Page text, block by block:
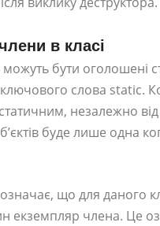
в класі
бути оголошені
слова static.
незалежно від
буде лише одна
означає, що для даного
екземпляр члена. Це